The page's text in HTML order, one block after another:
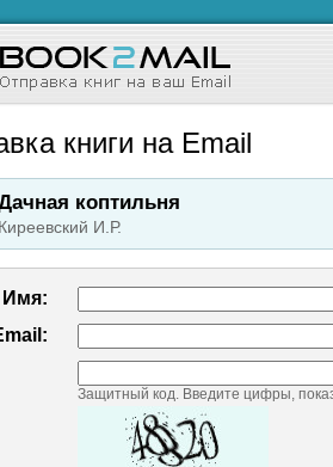
книги на Email
коптильня
Киреевский И.Р.
Имя:
Защитный код. Введите цифры,